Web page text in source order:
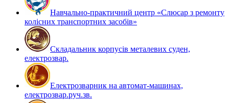
Навчально-практичний центр «Слюсар з ремонту
колісних транспортних засобів»
Складальник корпусів металевих суден,
електрозвар.
Електрозварник на автомат-машинах,
електрозвар.руч.зв.